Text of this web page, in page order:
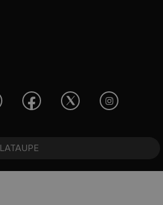
LATAUPE